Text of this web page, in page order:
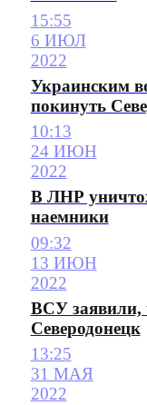
15:55
6 ИЮЛ
2022
Украинским
покинуть
10:13
24 ИЮН
2022
В ЛНР
наемники
09:32
13 ИЮН
2022
ВСУ заявили,
Северодонецк
13:25
31 МАЯ
2022